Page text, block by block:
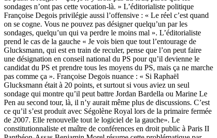
sondages n’ont pas cette vocation-là. » L’éditorialiste politique
Françoise Degois privilégie aussi l’offensive : « Le réel c’est quand
on se cogne. Vous ne pouvez pas désigner quelqu’un par les
sondages, quelqu’un qui va perdre le moins mal ». L’éditorialiste
prend le cas de la gauche « Je vois bien que tout l’entourage de
Glucksmann, qui est en train de reculer, pense que l’on peut faire
une désignation en conseil national du PS pour qu’il devienne le
candidat du PS et prendre tous les moyens du PS, mais ça ne marche
pas comme ça ». Françoise Degois nuance : « Si Raphaël
Glucksmann était à 20 points, et surtout si vous aviez un seul
sondage qui montre qu’il peut battre Jordan Bardella ou Marine Le
Pen au second tour, là, il n’y aurait même plus de discussions. C’est
ce qu’il s’est produit avec Ségolène Royal lors de la primaire fermée
de 2007. Elle renouvelle tout le logiciel de la gauche». Le
constitutionnaliste et maître de conférences en droit public à Paris II